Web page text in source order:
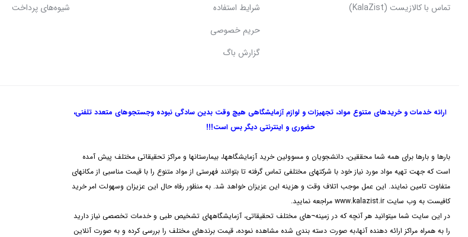
تماس با کالازیست (KalaZist)
شرایط استفاده
حریم خصوصی
گزارش باگ
شیوه‌های پرداخت
ارائه خدمات و خریدهای متنوع مواد، تجهیزات و لوازم آزمایشگاهی هیچ وقت بدین سادگی نبوده وجستجوهای متعدد تلفنی،
حضوری و اینترنتی دیگر بس است!!!
بارها و بارها برای همه شما محققین، دانشجویان و مسوولین خرید آزمایشگاهها، بیمارستانها و مراکز تحقیقاتی مختلف پیش آمده
است که جهت تهیه مواد مورد نیاز خود با شرکتهای مختلفی تماس گرفته تا بتوانند فهرستی از مواد متنوع را با قیمت مناسبی از مکانهای
متفاوت تامین نمایند. این عمل موجب اتلاف وقت و هزینه این عزیزان خواهد شد. به منظور رفاه حال این عزیزان وسهولت امر خرید
کافیست به وب سایت www.kalazist.ir مراجعه نمایید.
در این سایت شما میتوانید هر آنچه که در زمینه¬های مختلف تحقیقاتی، آزمایشگاههای تشخیص طبی و خدمات تخصصی نیاز دارید
را به همراه مراکز ارائه دهنده آنها،به صورت دسته بندی شده مشاهده نموده، قیمت برندهای مختلف را بررسی کرده و به صورت آنلاین